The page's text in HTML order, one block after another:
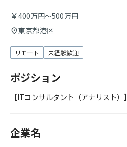
400万円～500万円
東京都港区
リモート 未経験歓迎
ポジション
【ITコンサルタント（アナリスト）】
企業名